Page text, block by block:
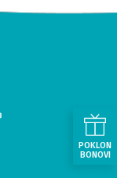
POKLON
BONOVI